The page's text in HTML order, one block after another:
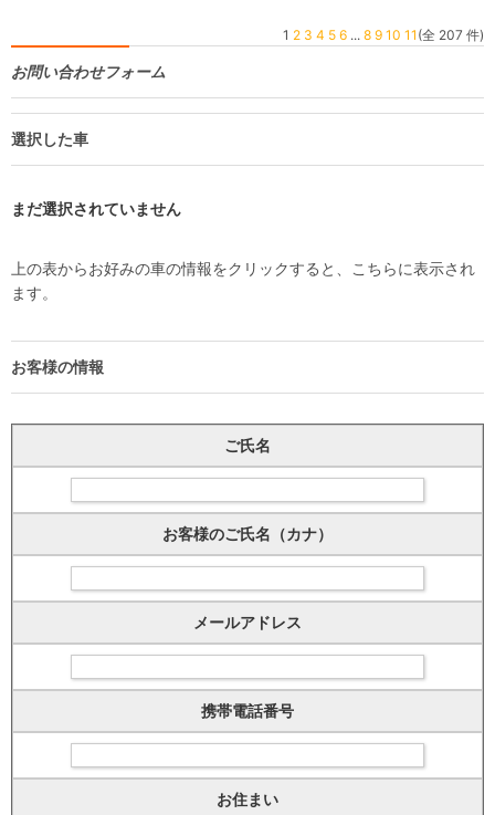
1 2 3 4 5 6 ... 8 9 10 11 (全 207 件)
お問い合わせフォーム
選択した車
まだ選択されていません
上の表からお好みの車の情報をクリックすると、こちらに表示され
ます。
お客様の情報
ご氏名
お客様のご氏名（カナ）
メールアドレス
携帯電話番号
お住まい